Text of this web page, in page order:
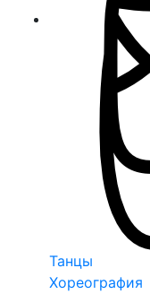
Танцы
Хореография